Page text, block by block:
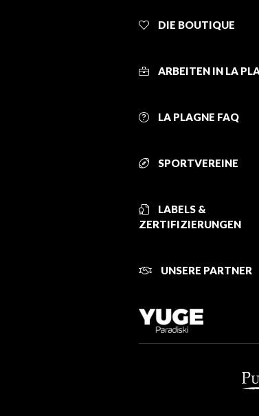
DIE BOUTIQUE
ARBEITEN IN LA
LA PLAGNE FAQ
SPORTVEREINE
LABELS &
ZERTIFIZIERUNGEN
UNSERE PARTNER